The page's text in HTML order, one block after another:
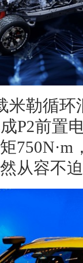
米勒循环
P2前置
从容不